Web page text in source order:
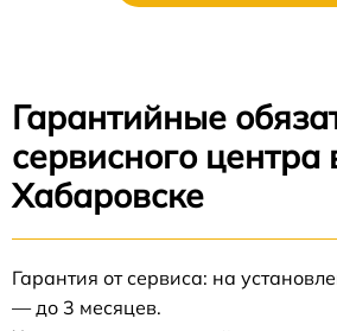
Гарантийные
сервисного центра
Хабаровске
Гарантия от сервиса: на
— до 3 месяцев.